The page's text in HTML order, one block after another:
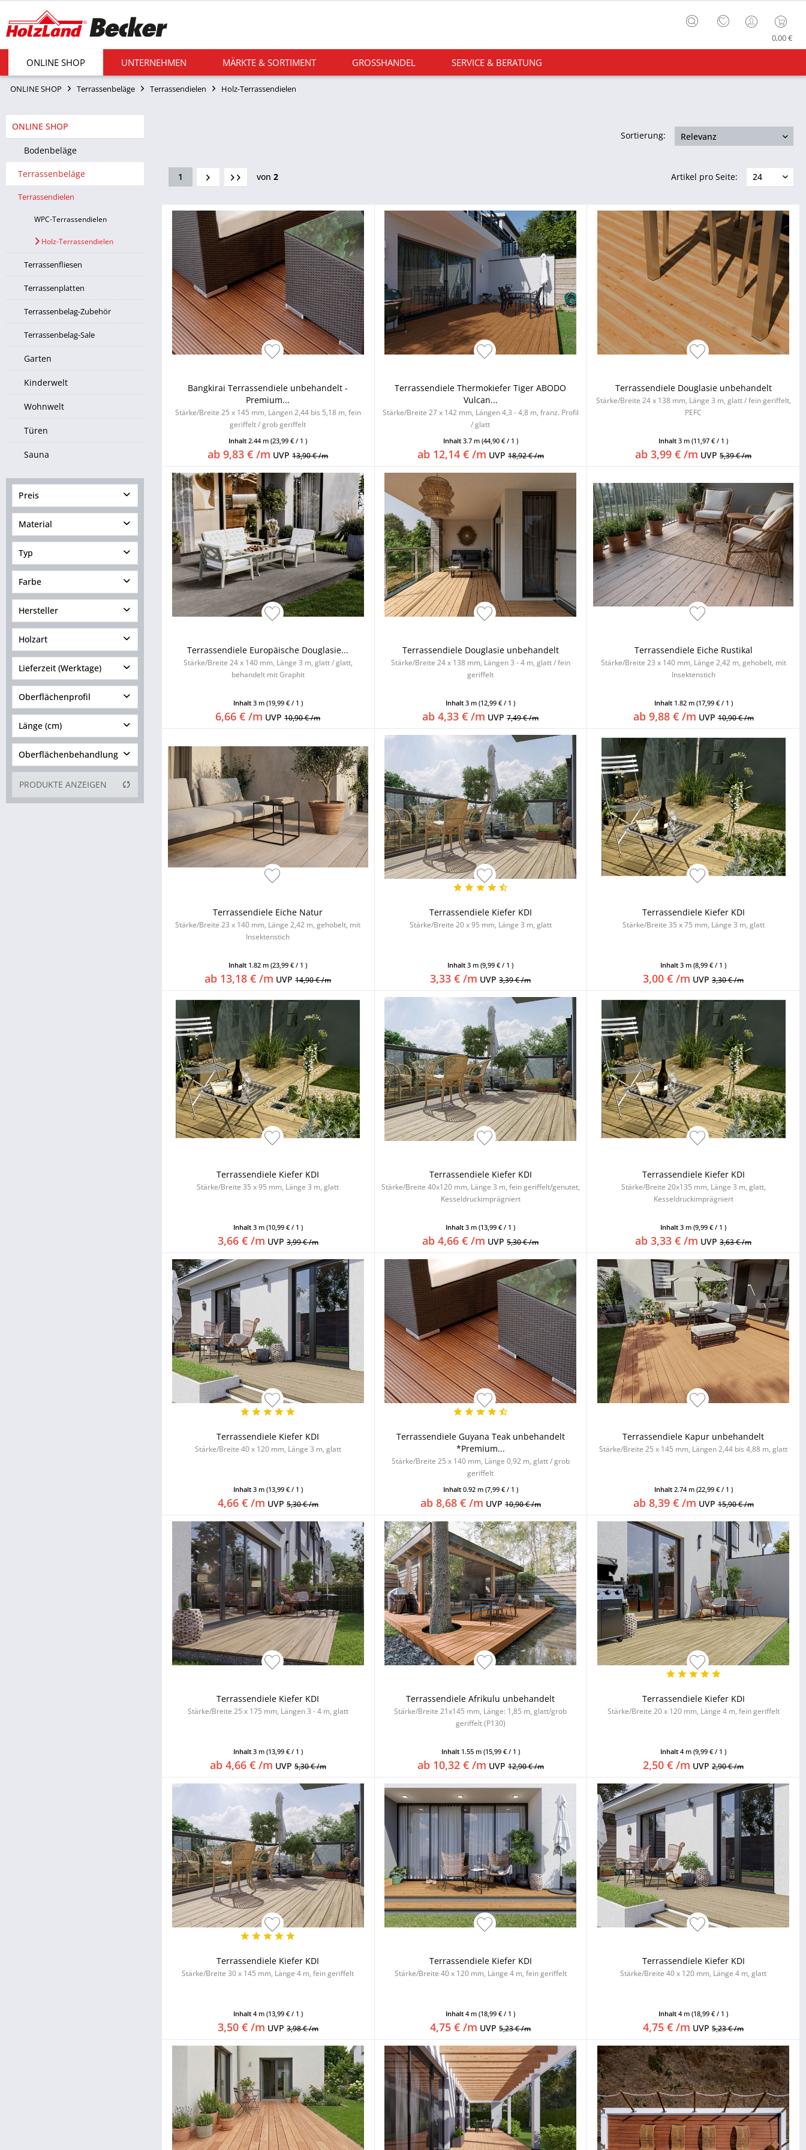
0,00 €
ONLINE SHOP UNTERNEHMEN MÄRKTE & SORTIMENT GROSSHANDEL SERVICE & BERATUNG
ONLINE SHOP Terrassenbeläge Terrassendielen Holz-Terrassendielen
ONLINE SHOP
Bodenbeläge
Terrassenbeläge
Terrassendielen
WPC-Terrassendielen
Holz-Terrassendielen
Terrassenfliesen
Terrassenplatten
Terrassenbelag-Zubehör
Terrassenbelag-Sale
Garten
Kinderwelt
Wohnwelt
Türen
Sauna
Preis
von5,99 € bis74,99 €
Material
Holz
Nadelholz
Tropenholz
Typ
Holz-Terrassendiele
Massivholzdiele naturbelassen
Farbe
Hersteller
Holzart
Lieferzeit (Werktage)
über 90
1 bis 3
4 bis 6
7 bis 10
10 bis 15
25 bis 40
60 bis 90
Oberflächenprofil
Länge (cm)
von92,00bis488,00
Oberflächenbehandlung
gehobelt
kesseldruckimprägniert
PRODUKTE ANZEIGEN
Sortierung:
1 von 2 Artikel pro Seite:
Bangkirai Terrassendiele unbehandelt -
Premium...
Stärke/Breite 25 x 145 mm, Längen 2,44 bis 5,18 m, fein
geriffelt / grob geriffelt
Inhalt2.44 m(23,99 € / 1 )
ab 9,83 € /m UVP13,90 € /m
Terrassendiele Thermokiefer Tiger ABODO
Vulcan...
Stärke/Breite 27 x 142 mm, Längen 4,3 - 4,8 m, franz. Profil
/ glatt
Inhalt 3.7 m (44,90 € / 1 )
ab 12,14 € /m UVP 18,92 € /m
Terrassendiele Douglasie unbehandelt
Stärke/Breite 24 x 138 mm, Länge 3 m, glatt / fein geriffelt,
PEFC
Inhalt3 m(11,97 € / 1 )
ab 3,99 € /m UVP5,39 € /m
Terrassendiele Europäische Douglasie...
Stärke/Breite 24 x 140 mm, Länge 3 m, glatt / glatt,
behandelt mit Graphit
Inhalt 3 m (19,99 € / 1 )
6,66 € /m UVP10,90 € /m
Terrassendiele Douglasie unbehandelt
Stärke/Breite 24 x 138 mm, Längen 3 - 4 m, glatt / fein
geriffelt
Inhalt3 m(12,99 € / 1 )
ab 4,33 € /m UVP7,49 € /m
Terrassendiele Eiche Rustikal
Stärke/Breite 23 x 140 mm, Länge 2,42 m, gehobelt, mit
Insektenstich
Inhalt 1.82 m (17,99 € / 1 )
ab 9,88 € /m UVP10,90 € /m
Terrassendiele Eiche Natur
Stärke/Breite 23 x 140 mm, Länge 2,42 m, gehobelt, mit
Insektenstich
Inhalt 1.82 m(23,99 € / 1 )
ab 13,18 € /m UVP14,90 € /m
Terrassendiele Kiefer KDI
Stärke/Breite 20 x 95 mm, Länge 3 m, glatt
Inhalt3 m(9,99 € / 1 )
3,33 € /m UVP3,39 € /m
Terrassendiele Kiefer KDI
Stärke/Breite 35 x 75 mm, Länge 3 m, glatt
Inhalt3 m(8,99 € / 1 )
3,00 € /m UVP3,30 € /m
Terrassendiele Kiefer KDI
Stärke/Breite 35 x 95 mm, Länge 3 m, glatt
Inhalt 3 m (10,99 € / 1 )
3,66 € /m UVP3,99 € /m
Terrassendiele Kiefer KDI
Stärke/Breite 40x120 mm, Länge 3 m, fein geriffelt/genutet,
Kesseldruckimprägniert
Inhalt3 m(13,99 € / 1 )
ab 4,66 € /m UVP5,30 € /m
Terrassendiele Kiefer KDI
Stärke/Breite 20x135 mm, Länge 3 m, glatt,
Kesseldruckimprägniert
Inhalt3 m(9,99 € / 1 )
ab 3,33 € /m UVP3,63 € /m
Terrassendiele Kiefer KDI
Stärke/Breite 40 x 120 mm, Länge 3 m, glatt
Inhalt 3 m (13,99 € / 1 )
4,66 € /m UVP5,30 € /m
Terrassendiele Guyana Teak unbehandelt
*Premium...
Stärke/Breite 25 x 140 mm, Länge 0,92 m, glatt / grob
geriffelt
Inhalt 0.92 m (7,99 € / 1 )
ab 8,68 € /m UVP 10,90 € /m
Terrassendiele Kapur unbehandelt
Stärke/Breite 25 x 145 mm, Längen 2,44 bis 4,88 m, glatt
Inhalt 2.74 m (22,99 € / 1 )
ab 8,39 € /m UVP15,90 € /m
Terrassendiele Kiefer KDI
Stärke/Breite 25 x 175 mm, Längen 3 - 4 m, glatt
Inhalt 3 m (13,99 € / 1 )
ab 4,66 € /m UVP5,30 € /m
Terrassendiele Afrikulu unbehandelt
Stärke/Breite 21x145 mm, Länge: 1,85 m, glatt/grob
geriffelt (P130)
Inhalt 1.55 m (15,99 € / 1 )
ab 10,32 € /m UVP 12,90 € /m
Terrassendiele Kiefer KDI
Stärke/Breite 20 x 120 mm, Länge 4 m, fein geriffelt
Inhalt4 m(9,99 € / 1 )
2,50 € /m UVP2,90 € /m
Terrassendiele Kiefer KDI
Stärke/Breite 30 x 145 mm, Länge 4 m, fein geriffelt
Inhalt 4 m (13,99 € / 1 )
3,50 € /m UVP3,98 € /m
Terrassendiele Kiefer KDI
Stärke/Breite 40 x 120 mm, Länge 4 m, fein geriffelt
Inhalt4 m(18,99 € / 1 )
4,75 € /m UVP5,23 € /m
Terrassendiele Kiefer KDI
Stärke/Breite 40 x 120 mm, Länge 4 m, glatt
Inhalt4 m(18,99 € / 1 )
4,75 € /m UVP5,23 € /m